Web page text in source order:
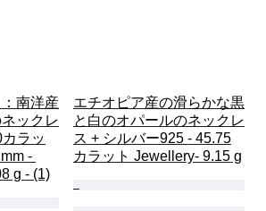
南洋産
ックレ
ラッ
-
g - (1)
エチオピア産の滑らかな黒
と白のオパールのネックレ
ス + シルバー925 - 45.75
カラット Jewellery- 9.15 g